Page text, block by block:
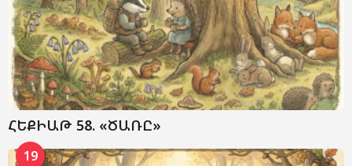
ՀԵՔԻԱԹ 58. «ԾԱՌԸ»
19